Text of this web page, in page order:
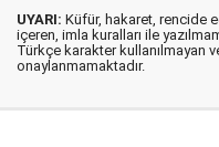
UYARI: Küfür, hakaret, rencide
içeren, imla kuralları ile
Türkçe karakter kullanılmayan
onaylanmamaktadır.